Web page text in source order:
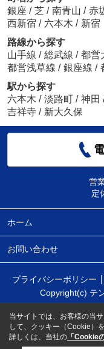
銀座 / 芝 / 南青山 / 赤
西新宿 / 六本木 / 新宿
路線から探す
山手線 / 総武線 / 都営
都営浅草線 / 銀座線 /
駅から探す
六本木 / 淡路町 / 神田
吉祥寺 / 新大久保
営
定
ホーム
お問い合わせ
プライバシーポリシー
Copyright(c) テ
当サイトでは、お客様の当
して、クッキー（Cookie）
詳しくは、当社の 「Cookie